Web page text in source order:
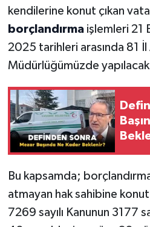
kendilerine konut çıkan
borçlandırma işlemleri 21
2025 tarihleri arasında 81
Müdürlüğümüzde
Bu kapsamda;
atmayan hak sahibine
7269 sayılı Kanunun 3177